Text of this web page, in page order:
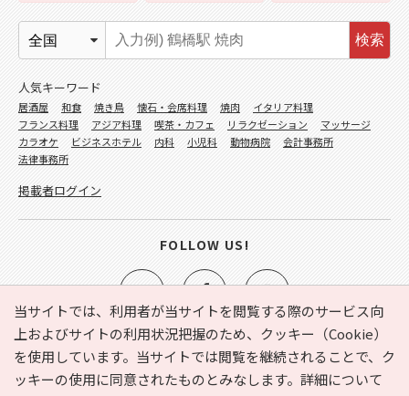
当サイトでは、利用者が当サイトを閲覧する際のサービス向
上およびサイトの利用状況把握のため、クッキー（Cookie）
を使用しています。当サイトでは閲覧を継続されることで、ク
ッキーの使用に同意されたものとみなします。詳細について
e-NAVITA（イーナビタ）とは？ お気に入り
ヘルプ
利用規約
個人情報の取り扱いについて 運営会社
検索
人気キーワード
居酒屋 和食 焼き鳥 懐石・会席料理 焼肉
イタリア料理
フランス料理
アジア料理 喫茶・カフェ リラクゼーション
マッサージ
カラオケ
ビジネスホテル 内科 小児科 動物病院
会計事務所
法律事務所
掲載者ログイン
FOLLOW US!